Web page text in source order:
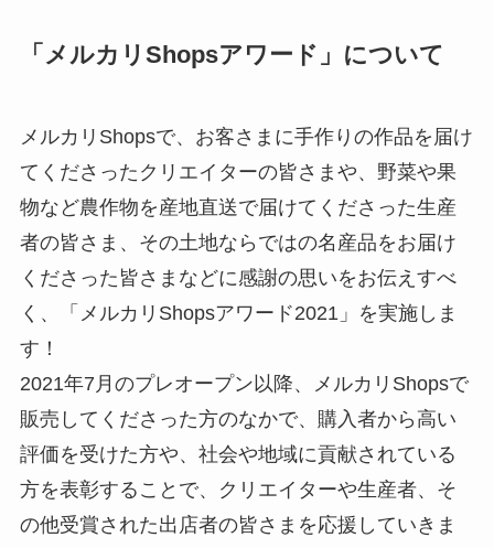
「メルカリShopsアワード」について
メルカリShopsで、お客さまに手作りの作品を届け
てくださったクリエイターの皆さまや、野菜や果
物など農作物を産地直送で届けてくださった生産
者の皆さま、その土地ならではの名産品をお届け
くださった皆さまなどに感謝の思いをお伝えすべ
く、「メルカリShopsアワード2021」を実施しま
す！
2021年7月のプレオープン以降、メルカリShopsで
販売してくださった方のなかで、購入者から高い
評価を受けた方や、社会や地域に貢献されている
方を表彰することで、クリエイターや生産者、そ
の他受賞された出店者の皆さまを応援していきま